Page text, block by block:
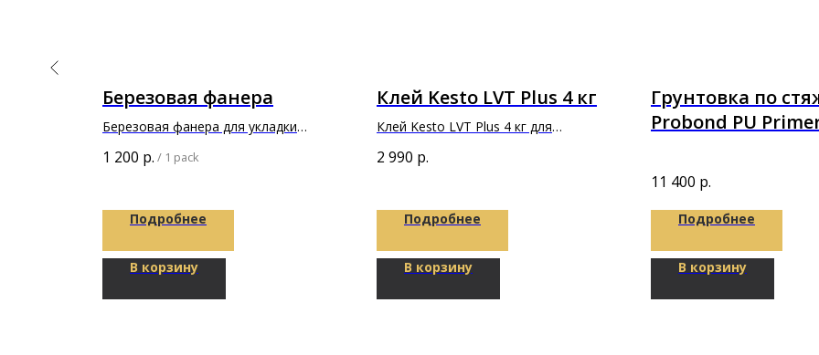
Березовая фанера
Березовая фанера для укладки
1 200 р. / 1 pack
Подробнее
В корзину
Клей Kesto LVT Plus 4 кг
Клей Kesto LVT Plus 4 кг для
покрытий и плиток из ПВХ
2 990 р.
Подробнее
В корзину
Грунтовка по
Probond PU
11 400 р.
Подробнее
В корзину